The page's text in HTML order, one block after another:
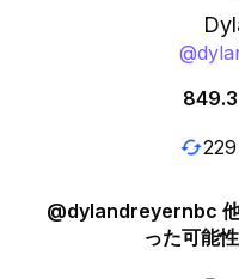
@
@dylandreyernbc 他
った可能